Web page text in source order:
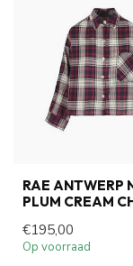
RAE ANTWERP
PLUM CREAM
€195,00
Op voorraad